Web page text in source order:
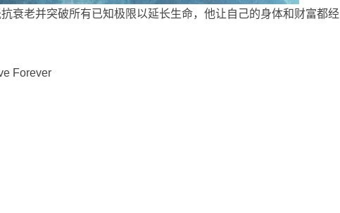
衰老并突破所有已知极限以延长生命，他让自己的身体和财富都经
Forever